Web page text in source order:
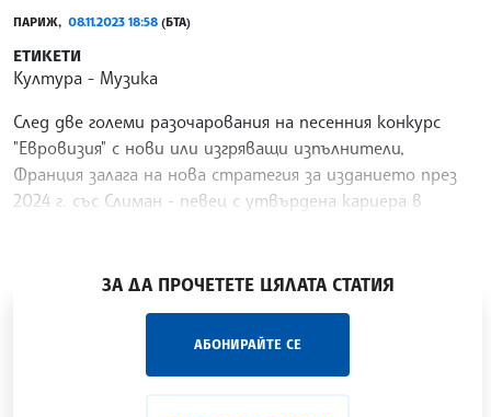
ПАРИЖ, 08.11.2023 18:58 (БТА)
ЕТИКЕТИ
Култура
Музика
След две големи разочарования на песенния конкурс
"Евровизия" с нови или изгряващи изпълнители,
Франция залага на нова стратегия за изданието през
2024 г. със Слиман - певец с утвърдена кариера в
ЗА ДА ПРОЧЕТЕТЕ ЦЯЛАТА СТАТИЯ
АБОНИРАЙТЕ СЕ
„Час ЛИК“ на БТА е мястото за срещи отблизо с